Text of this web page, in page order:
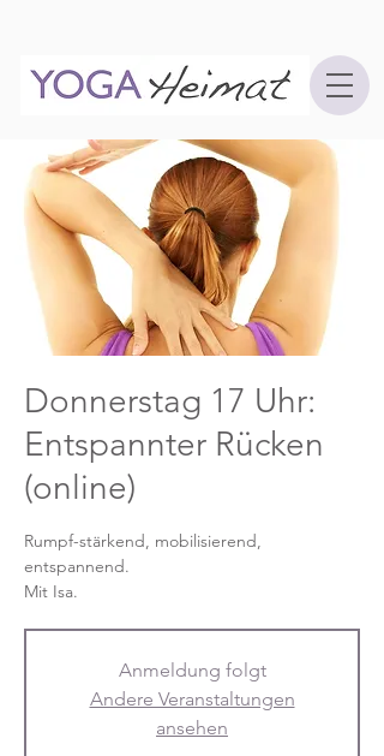
Donnerstag 17 Uhr:
Entspannter Rücken
(online)
Rumpf-stärkend, mobilisierend,
entspannend.
Mit Isa.
Anmeldung folgt
Andere Veranstaltungen
ansehen